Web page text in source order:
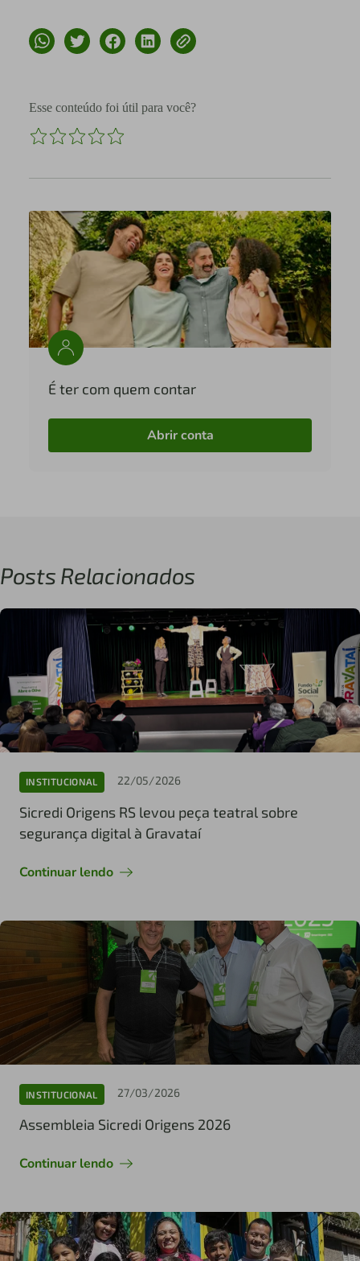
Esse conteúdo foi útil para você?
É ter com quem contar
Abrir conta
Posts Relacionados
INSTITUCIONAL 22/05/2026
Sicredi Origens RS levou peça teatral sobre
segurança digital à Gravataí
Continuar lendo
INSTITUCIONAL 27/03/2026
Assembleia Sicredi Origens 2026
Continuar lendo